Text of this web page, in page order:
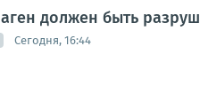
должен быть
Сегодня, 16:44